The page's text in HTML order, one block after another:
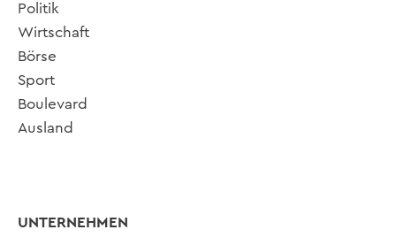
Politik
Wirtschaft
Börse
Sport
Boulevard
Ausland
UNTERNEHMEN